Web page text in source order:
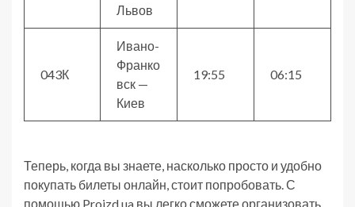
Львов
043К
Ивано-
Франко
вск —
Киев
19:55 06:15
Теперь, когда вы знаете, насколько просто и удобно
покупать билеты онлайн, стоит попробовать. С
помощью Proizd.ua вы легко сможете организовать